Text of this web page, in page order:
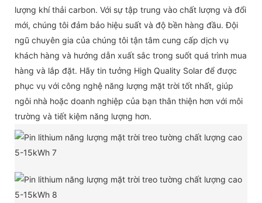
lượng khí thải carbon. Với sự tập trung vào chất lượng và đổi
mới, chúng tôi đảm bảo hiệu suất và độ bền hàng đầu. Đội
ngũ chuyên gia của chúng tôi tận tâm cung cấp dịch vụ
khách hàng và hướng dẫn xuất sắc trong suốt quá trình mua
hàng và lắp đặt. Hãy tin tưởng High Quality Solar để được
phục vụ với công nghệ năng lượng mặt trời tốt nhất, giúp
ngôi nhà hoặc doanh nghiệp của bạn thân thiện hơn với môi
trường và tiết kiệm năng lượng hơn.